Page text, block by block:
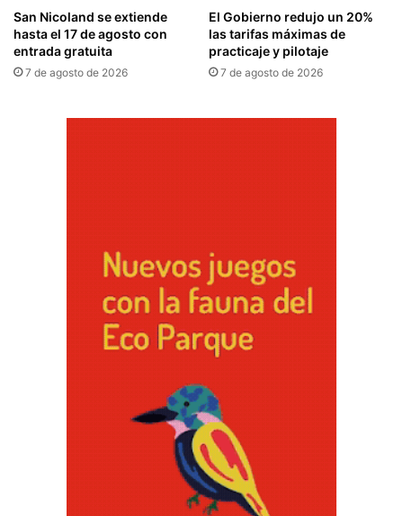
San Nicoland se extiende
hasta el 17 de agosto con
entrada gratuita
7 de agosto de 2026
El Gobierno redujo un 20%
las tarifas máximas de
practicaje y pilotaje
7 de agosto de 2026